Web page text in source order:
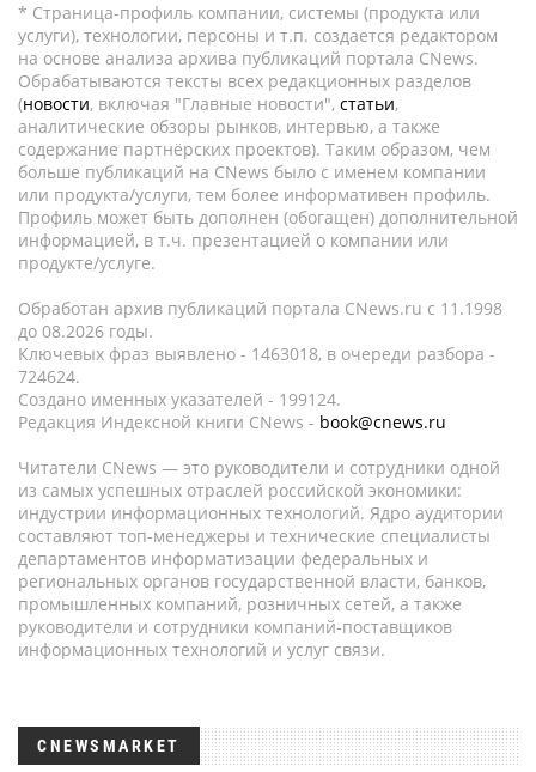
* Страница-профиль компании, системы (продукта или
услуги), технологии, персоны и т.п. создается редактором
на основе анализа архива публикаций портала CNews.
Обрабатываются тексты всех редакционных разделов
(новости, включая "Главные новости", статьи,
аналитические обзоры рынков, интервью, а также
содержание партнёрских проектов). Таким образом, чем
больше публикаций на CNews было с именем компании
или продукта/услуги, тем более информативен профиль.
Профиль может быть дополнен (обогащен) дополнительной
информацией, в т.ч. презентацией о компании или
продукте/услуге.
Обработан архив публикаций портала CNews.ru c 11.1998
до 08.2026 годы.
Ключевых фраз выявлено - 1463018, в очереди разбора -
724624.
Создано именных указателей - 199124.
Редакция Индексной книги CNews - book@cnews.ru
Читатели CNews — это руководители и сотрудники одной
из самых успешных отраслей российской экономики:
индустрии информационных технологий. Ядро аудитории
составляют топ-менеджеры и технические специалисты
департаментов информатизации федеральных и
региональных органов государственной власти, банков,
промышленных компаний, розничных сетей, а также
руководители и сотрудники компаний-поставщиков
информационных технологий и услуг связи.
CNEWSMARKET